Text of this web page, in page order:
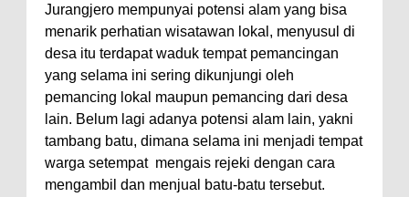
Jurangjero mempunyai potensi alam yang bisa
menarik perhatian wisatawan lokal, menyusul di
desa itu terdapat waduk tempat pemancingan
yang selama ini sering dikunjungi oleh
pemancing lokal maupun pemancing dari desa
lain. Belum lagi adanya potensi alam lain, yakni
tambang batu, dimana selama ini menjadi tempat
warga setempat mengais rejeki dengan cara
mengambil dan menjual batu-batu tersebut.